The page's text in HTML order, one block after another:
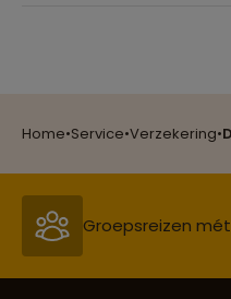
Home•Service•Verzekering•
Groepsreizen